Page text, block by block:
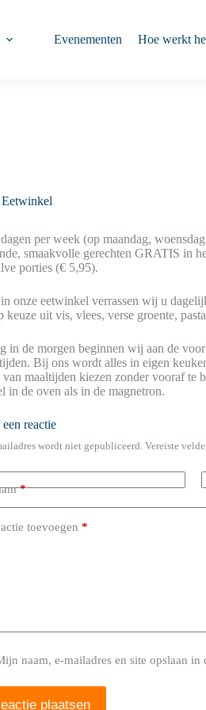
Evenementen Hoe werkt
per week (op maandag,
smaakvolle gerechten GRATIS in
porties (€ 5,95).
onze eetwinkel verrassen wij u
keuze uit vis, vlees, verse groente,
in de morgen beginnen wij aan de
Bij ons wordt alles in eigen
van maaltijden kiezen zonder vooraf te
in de oven als in de magnetron.
reactie
wordt niet gepubliceerd. Vereiste
*
toevoegen *
naam, e-mailadres en site opslaan
plaatsen